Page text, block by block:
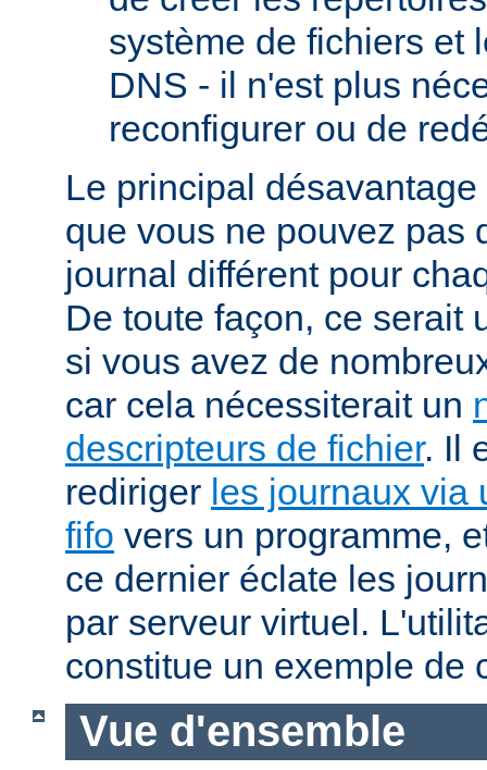
système de fichiers et
DNS - il n'est plus
reconfigurer ou de
Le principal
que vous ne pouvez pas
journal différent pour
De toute façon, ce serait
si vous avez de
car cela nécessiterait un
descripteurs de fichier. Il
rediriger les journaux via
fifo vers un programme,
ce dernier éclate les
par serveur virtuel.
constitue un exemple de
Vue d'ensemble